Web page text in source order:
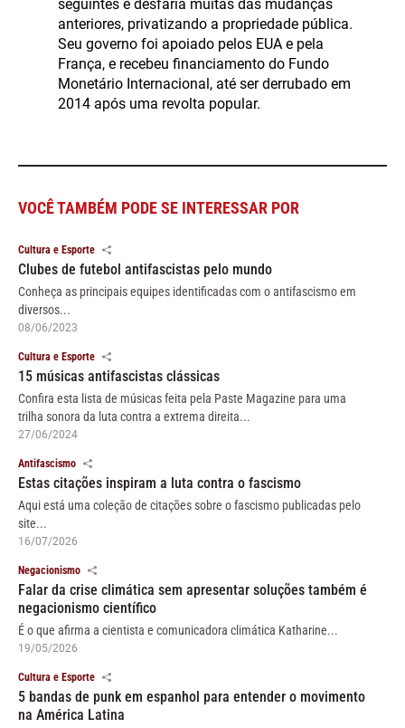
seguintes e desfaria muitas das mudanças
anteriores, privatizando a propriedade pública.
Seu governo foi apoiado pelos EUA e pela
França, e recebeu financiamento do Fundo
Monetário Internacional, até ser derrubado em
2014 após uma revolta popular.
VOCÊ TAMBÉM PODE SE INTERESSAR POR
Cultura e Esporte
Clubes de futebol antifascistas pelo mundo
Conheça as principais equipes identificadas com o antifascismo em
diversos...
08/06/2023
Cultura e Esporte
15 músicas antifascistas clássicas
Confira esta lista de músicas feita pela Paste Magazine para uma
trilha sonora da luta contra a extrema direita...
27/06/2024
Antifascismo
Estas citações inspiram a luta contra o fascismo
Aqui está uma coleção de citações sobre o fascismo publicadas pelo
site...
16/07/2026
Negacionismo
Falar da crise climática sem apresentar soluções também é
negacionismo científico
É o que afirma a cientista e comunicadora climática Katharine...
19/05/2026
Cultura e Esporte
5 bandas de punk em espanhol para entender o movimento
na América Latina